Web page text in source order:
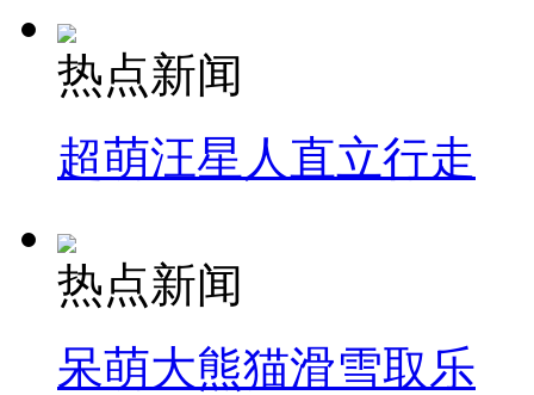
热点新闻
超萌汪星人直立行走
热点新闻
呆萌大熊猫滑雪取乐